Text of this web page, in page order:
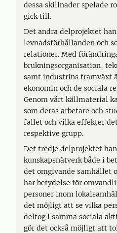
dessa skillnader spelade
gick till.
Det andra delprojektet
levnadsförhållanden och
relationer. Med
brukningsorganisation,
samt industrins framväxt
ekonomin och de sociala
Genom vårt källmaterial
som deras arbetare och
fallet och vilka effekter
respektive grupp.
Det tredje delprojektet
kunskapsnätverk både i
det omgivande samhället
har betydelse för
personer inom
det möjligt att se vilka
deltog i samma sociala
gör det också möjligt att